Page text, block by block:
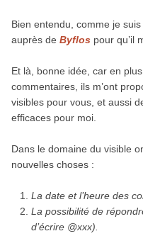
Bien entendu, comme je
auprès de Byflospour qu’il
Et là, bonne idée, car en
commentaires, ils m’ont
visibles pour vous, et aussi
efficaces pour moi.
Dans le domaine du visible
nouvelles choses :
La date et l’heure des
La possibilité de
d’écrire @xxx).